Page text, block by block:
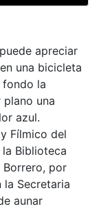
apreciar
una bicicleta
fondo la
una
azul.
Fílmico del
Biblioteca
Borrero, por
Secretaria
aunar